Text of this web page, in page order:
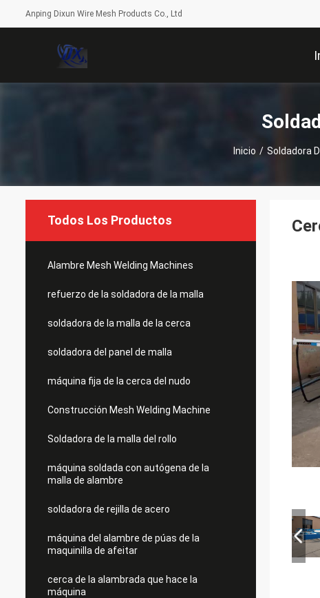
Anping Dixun Wire Mesh Products Co., Ltd
Inicio / Soldadora
Todos Los Productos
Alambre Mesh Welding Machines
refuerzo de la soldadora de la malla
soldadora de la malla de la cerca
soldadora del panel de malla
máquina fija de la cerca del nudo
Construcción Mesh Welding Machine
Soldadora de la malla del rollo
máquina soldada con autógena de la
malla de alambre
soldadora de rejilla de acero
máquina del alambre de púas de la
maquinilla de afeitar
cerca de la alambrada que hace la
máquina